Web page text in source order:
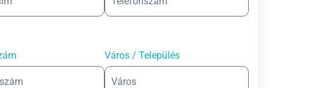
Város / Település